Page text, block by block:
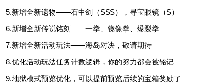
5.新增全新遗物——石中剑（SSS），寻宝眼镜（S）
6.新增全新传说铭刻——一拳、镜像拳、爆裂拳
7.新增全新活动玩法——海岛对决，敬请期待
8.优化活动玩法任务计数逻辑，你的努力都会被铭记
9.地狱模式预览优化，可以提前预览后续的宝箱奖励了